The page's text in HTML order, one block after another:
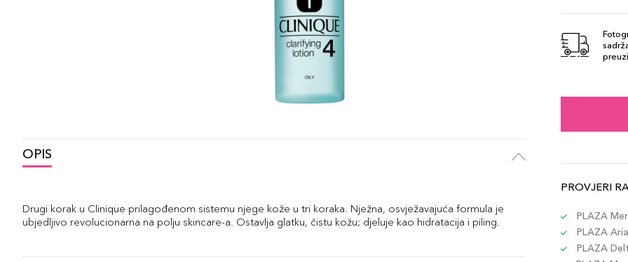
OPIS
Drugi korak u Clinique prilagođenom sistemu njege kože u tri koraka. Nježna, osvježavajuća formula je
ubjedljivo revolucionarna na polju skincare-a. Ostavlja glatku, čistu kožu; djeluje kao hidratacija i piling.
PROVJERI
PLAZA
PLAZA
PLAZA